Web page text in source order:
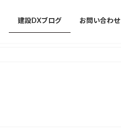
建設DXブログ お問い合わせ